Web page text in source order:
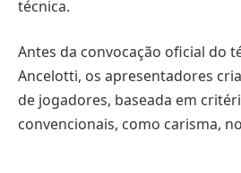
técnica.
Antes da convocação oficial do
Ancelotti, os apresentadores
de jogadores, baseada em
convencionais, como carisma,